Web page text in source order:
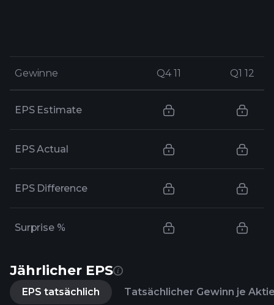
Gewinne Q4 11 Q1 12
Gewinne Q4 11 Q1 12
EPS Estimate
EPS Actual
EPS Difference
Surprise %
Jährlicher EPS
EPS tatsächlich
Tatsächlicher Gewinn je